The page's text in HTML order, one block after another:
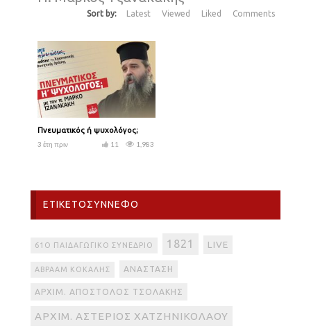
Sort by: Latest Viewed Liked Comments
Πνευματικός ή ψυχολόγος;
3 έτη πριν
1,983
11
ΕΤΙΚΕΤΟΣΎΝΝΕΦΟ
61Ο ΠΑΙΔΑΓΩΓΙΚΌ ΣΥΝΈΔΡΙΟ 1821 LIVE
ΑΒΡΑΆΜ ΚΟΚΆΛΗΣ ΑΝΆΣΤΑΣΗ
ΑΡΧΙΜ. ΑΠΌΣΤΟΛΟΣ ΤΣΟΛΆΚΗΣ
ΑΡΧΙΜ. ΑΣΤΈΡΙΟΣ ΧΑΤΖΗΝΙΚΟΛΆΟΥ